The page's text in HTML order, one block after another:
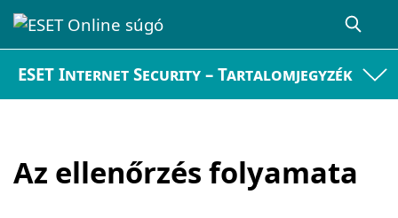
ESET Internet Security – Tartalomjegyzék
Az ellenőrzés folyamata